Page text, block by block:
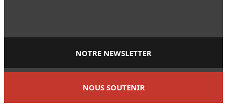
NOTRE NEWSLETTER
NOUS SOUTENIR